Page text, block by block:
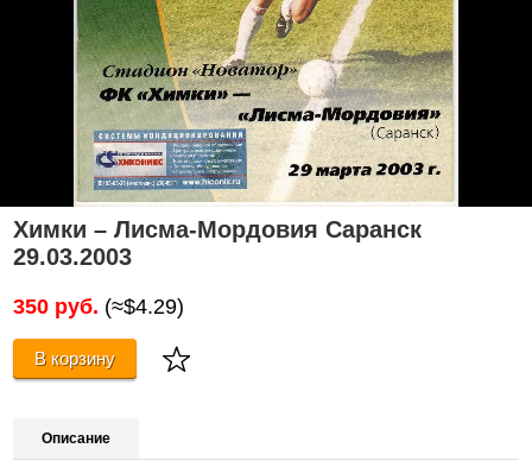
Химки – Лисма-Мордовия Саранск
29.03.2003
350 руб. (≈$4.29)
В корзину
Описание